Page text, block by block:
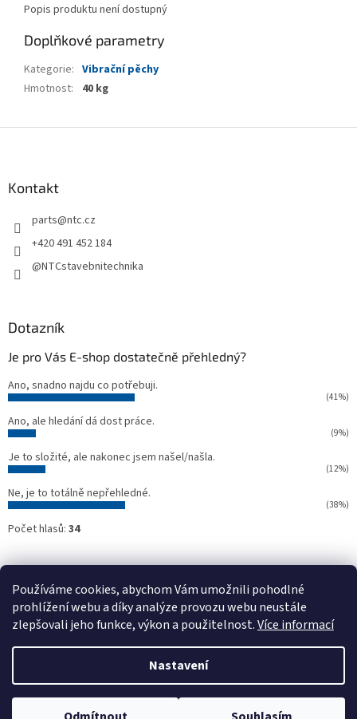
Používáme cookies, abychom Vám umožnili pohodlné
prohlížení webu a díky analýze provozu webu neustále
zlepšovali jeho funkce, výkon a použitelnost.Více informací
Nastavení
Popis produktu není dostupný
Doplňkové parametry
Kategorie: Vibrační pěchy
Hmotnost: 40 kg
Kontakt
parts@ntc.cz
+420 491 452 184
@NTCstavebnitechnika
Dotazník
Je pro Vás E-shop dostatečně přehledný?
Ano, snadno najdu co potřebuji.
(41%)
Ano, ale hledání dá dost práce.
(9%)
Je to složité, ale nakonec jsem našel/našla.
(12%)
Ne, je to totálně nepřehledné.
(38%)
Počet hlasů: 34
Copyright 2026NTC SHOP. Všechna práva vyhrazena.Upravit